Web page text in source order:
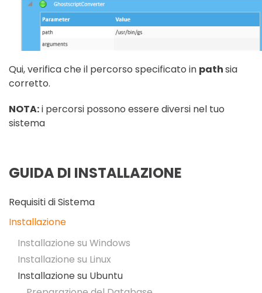
Qui, verifica che il percorso specificato in pathsia
corretto.
NOTA:i percorsi possono essere diversi nel tuo
sistema
GUIDA DI INSTALLAZIONE
Requisiti di Sistema
Installazione
Installazione su Windows
Installazione su Linux
Installazione su Ubuntu